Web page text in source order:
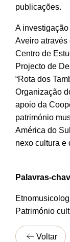
publicações.
A
Aveiro através
Centro de
Projecto de
“Rota dos
Organização
apoio da
património
América do
nexo cultura e
Palavras-
Património
Voltar